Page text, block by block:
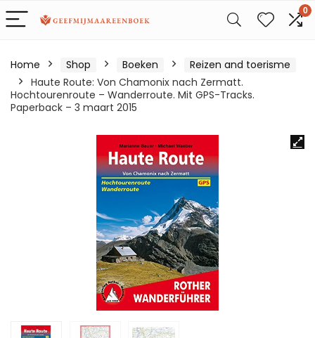
0
Home Shop Boeken
Reizen and toerisme
Haute Route: Von Chamonix nach Zermatt.
Hochtourenroute – Wanderroute. Mit GPS-Tracks.
Paperback – 3 maart 2015